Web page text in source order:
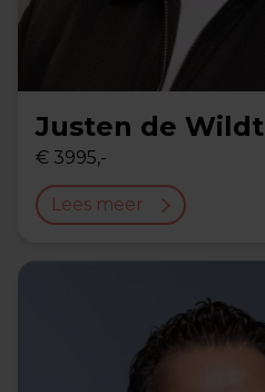
Justen de Wildt
€ 3995,-
Lees meer